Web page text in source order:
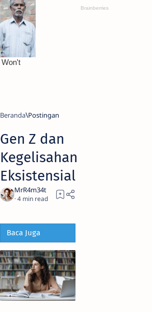
Beranda
Gen Z dan
Kegelisahan
Eksistensial
4
Baca Juga